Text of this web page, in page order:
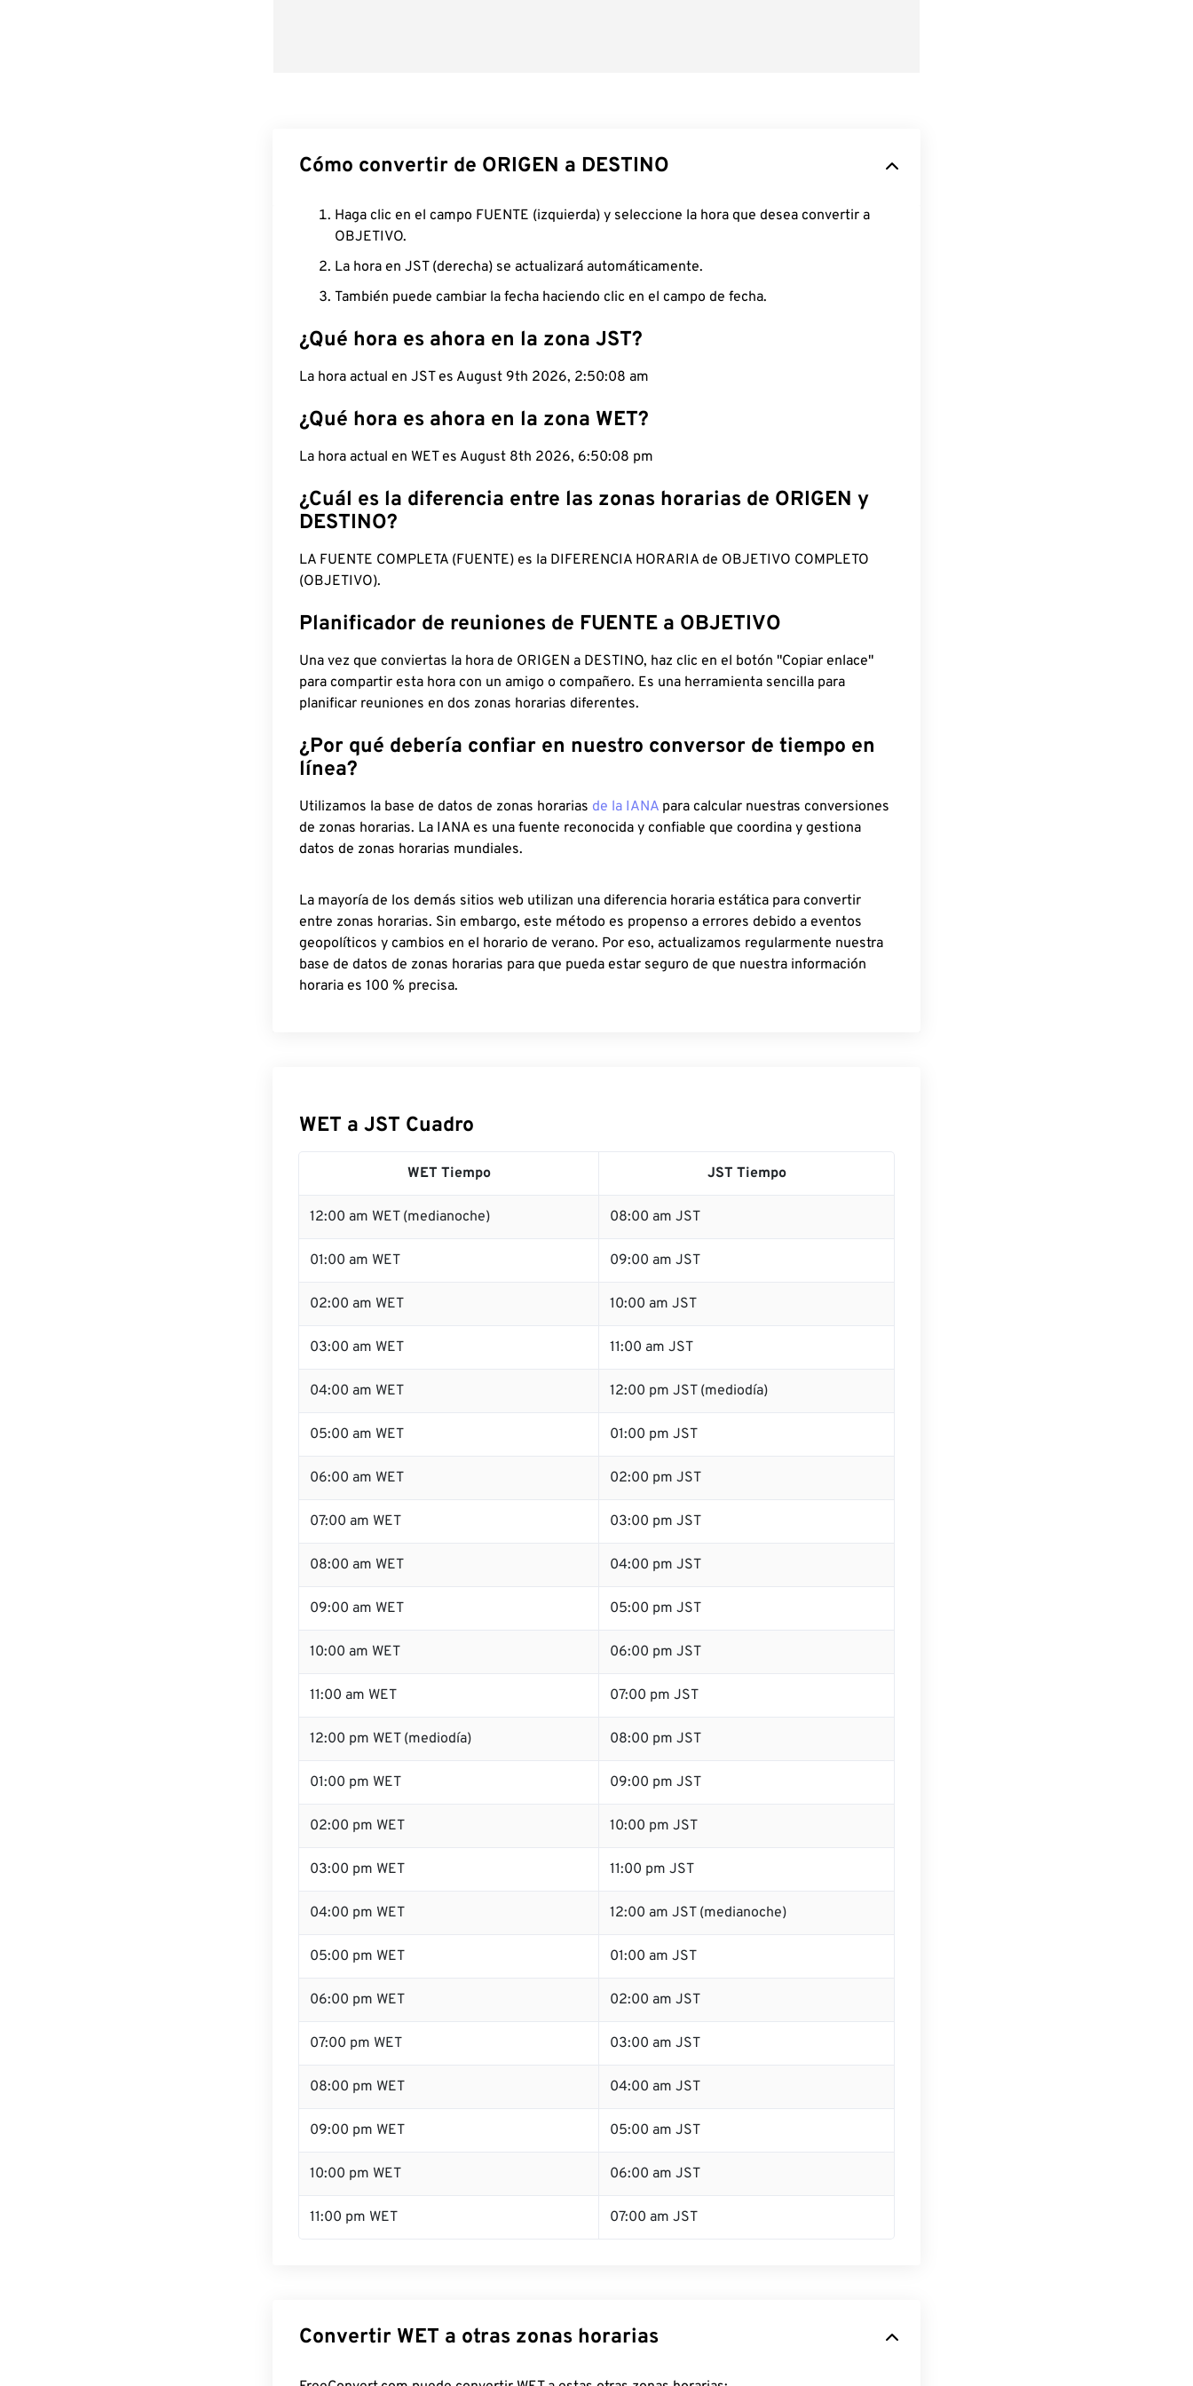
Cómo convertir de ORIGEN a DESTINO
Haga clic en el campo FUENTE (izquierda) y seleccione la hora que desea convertir a
OBJETIVO.
La hora en JST (derecha) se actualizará automáticamente.
También puede cambiar la fecha haciendo clic en el campo de fecha.
¿Qué hora es ahora en la zona JST?
La hora actual en JST es August 9th 2026, 2:50:09 am
¿Qué hora es ahora en la zona WET?
La hora actual en WET es August 8th 2026, 6:50:09 pm
¿Cuál es la diferencia entre las zonas horarias de ORIGEN y
DESTINO?
LA FUENTE COMPLETA (FUENTE) es la DIFERENCIA HORARIA de OBJETIVO COMPLETO
(OBJETIVO).
Planificador de reuniones de FUENTE a OBJETIVO
Una vez que conviertas la hora de ORIGEN a DESTINO, haz clic en el botón "Copiar enlace"
para compartir esta hora con un amigo o compañero. Es una herramienta sencilla para
planificar reuniones en dos zonas horarias diferentes.
¿Por qué debería confiar en nuestro conversor de tiempo en
línea?
Utilizamos la base de datos de zonas horarias de la IANA para calcular nuestras conversiones
de zonas horarias. La IANA es una fuente reconocida y confiable que coordina y gestiona
datos de zonas horarias mundiales.
La mayoría de los demás sitios web utilizan una diferencia horaria estática para convertir
entre zonas horarias. Sin embargo, este método es propenso a errores debido a eventos
geopolíticos y cambios en el horario de verano. Por eso, actualizamos regularmente nuestra
base de datos de zonas horarias para que pueda estar seguro de que nuestra información
horaria es 100 % precisa.
WET a JST Cuadro
WET Tiempo JST Tiempo
12:00 am WET (medianoche) 08:00 am JST
01:00 am WET 09:00 am JST
02:00 am WET 10:00 am JST
03:00 am WET 11:00 am JST
04:00 am WET 12:00 pm JST (mediodía)
05:00 am WET 01:00 pm JST
06:00 am WET 02:00 pm JST
07:00 am WET 03:00 pm JST
08:00 am WET 04:00 pm JST
09:00 am WET 05:00 pm JST
10:00 am WET 06:00 pm JST
11:00 am WET 07:00 pm JST
12:00 pm WET (mediodía) 08:00 pm JST
01:00 pm WET 09:00 pm JST
02:00 pm WET 10:00 pm JST
03:00 pm WET 11:00 pm JST
04:00 pm WET 12:00 am JST (medianoche)
05:00 pm WET 01:00 am JST
06:00 pm WET 02:00 am JST
07:00 pm WET 03:00 am JST
08:00 pm WET 04:00 am JST
09:00 pm WET 05:00 am JST
10:00 pm WET 06:00 am JST
11:00 pm WET 07:00 am JST
Convertir WET a otras zonas horarias